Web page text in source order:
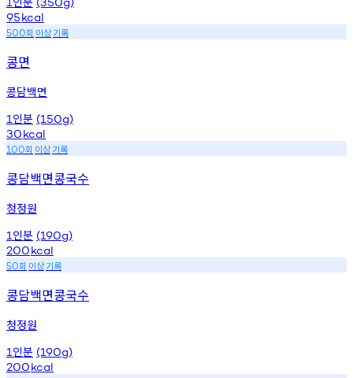
95kcal
500회 이상기록
콩면
콩담백면
1 인분 (150g)
30kcal
100회 이상기록
콩담백면콩국수
청정원
1 인분 (190g)
200kcal
50회 이상기록
콩담백면콩국수
청정원
1 인분 (190g)
200kcal